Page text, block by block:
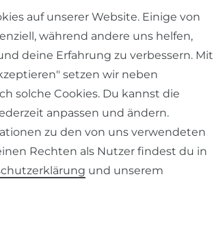
Für den Versand ins Ausland gilt
auf unserer Website. Einige von
während andere uns helfen,
deine Erfahrung zu verbessern. Mit
setzen wir neben
solche Cookies. Du kannst die
anpassen und ändern.
zu den von uns verwendeten
Rechten als Nutzer findest du in
und unserem